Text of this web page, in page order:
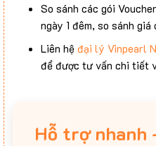
So sánh các gói
ngày 1 đêm, so sánh
Liên hệ đại lý Vinpearl
để được tư vấn chi tiết
Hỗ trợ nhanh